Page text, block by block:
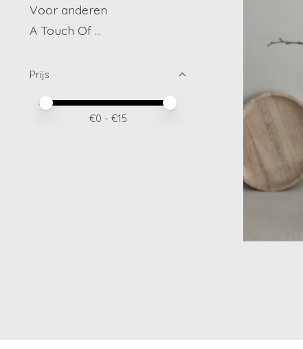
Voor anderen
A Touch Of ...
Prijs
Minimale prijswaarde
Price maximum value
€0 - €15